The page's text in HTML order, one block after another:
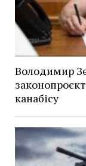
Володимир
канабісу